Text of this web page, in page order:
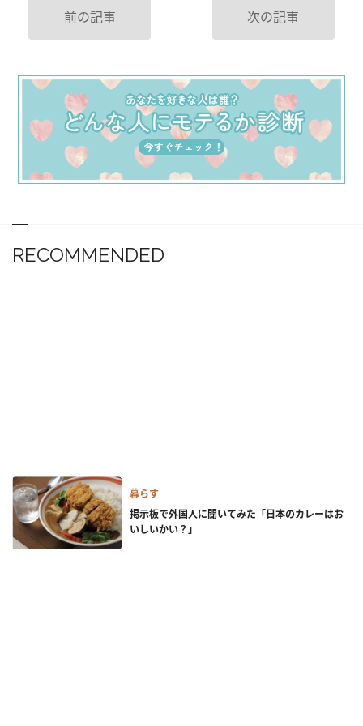
前の記事 次の記事
RECOMMENDED
暮らす
掲示板で外国人に聞いてみた「日本のカレーはお
いしいかい？」